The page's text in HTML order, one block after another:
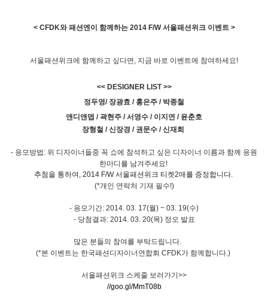
< CFDK와 패션엔이 함께하는 2014 F/W 서울패션위크 이벤트 >
서울패션위크에 함께하고 싶다면, 지금 바로 이벤트에 참여하세요!
<< DESIGNER LIST >>
정두영/ 장광효 / 홍은주 / 박종철
앤디앤뎁 / 곽현주 / 서영수 / 이지연 / 윤춘호
장형철 / 신장경 / 권문수 / 신재희
- 응모방법: 위 디자이너들중 꼭 쇼에 참석하고 싶은 디자이너 이름과 함께 응원
한마디를 남겨주세요!
추첨을 통하여, 2014 F/W 서울패션위크 티켓2매를 증정합니다.
(*개인 연락처 기재 필수!)
- 응모기간: 2014. 03. 17(월) ~ 03. 19(수)
- 당첨결과: 2014. 03. 20(목) 정오 발표
많은 분들의 참여를 부탁드립니다.
(*본 이벤트는 한국패션디자이너연합회 CFDK가 함께합니다.)
서울패션위크 스케줄 보러가기>>
//goo.gl/MmT08b